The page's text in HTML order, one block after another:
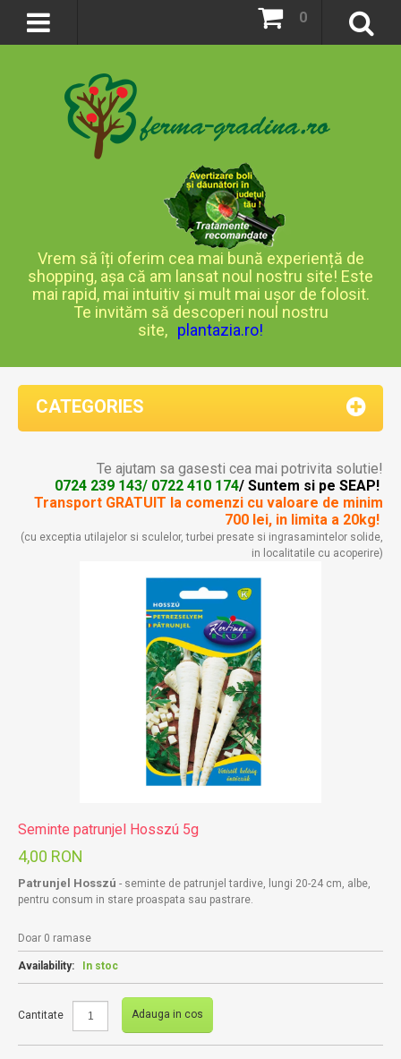
0
Vrem să îți oferim cea mai bună experiență de
shopping, așa că am lansat noul nostru site! Este
mai rapid, mai intuitiv și mult mai ușor de folosit.
Te invităm să descoperi noul nostru
site, plantazia.ro!
CATEGORIES
Te ajutam sa gasesti cea mai potrivita solutie!
0724 239 143/ 0722 410 174/ Suntem si pe SEAP!
Transport GRATUIT la comenzi cu valoare de minim
700 lei, in limita a 20kg!
(cu exceptia utilajelor si sculelor, turbei presate si ingrasamintelor solide,
in localitatile cu acoperire)
Seminte patrunjel Hosszú 5g
4,00 RON
Patrunjel Hosszú - seminte de patrunjel tardive, lungi 20-24 cm, albe,
pentru consum in stare proaspata sau pastrare.
Doar 0 ramase
Availability: In stoc
Cantitate Adauga in cos